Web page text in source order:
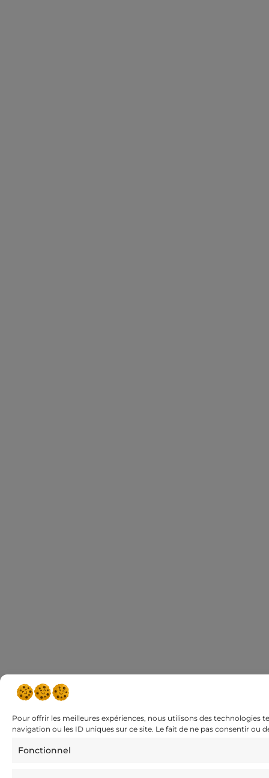
Pour offrir les meilleures expériences, nous utilisons des
navigation ou les ID uniques sur ce site. Le fait de ne pas consentir
Fonctionnel